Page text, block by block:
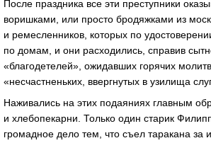
После праздника все эти преступники
воришками, или просто бродяжками из
и ремесленников, которых по
по домам, и они расходились, справив
«благодетелей», ожидавших горячих
«несчастненьких, ввергнутых в узилища
Наживались на этих подаяниях главным
и хлебопекарни. Только один старик
громадное дело тем, что съел таракана за